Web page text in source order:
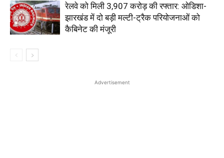
रेलवे को मिली ₹3,907 करोड़ की रफ्तार: ओडिशा-
झारखंड में दो बड़ी मल्टी-ट्रैक परियोजनाओं को
कैबिनेट की मंजूरी
Advertisement